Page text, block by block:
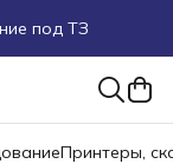
под ТЗ
в чат Принтеры,